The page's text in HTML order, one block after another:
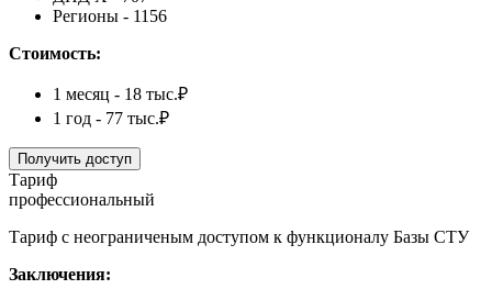
Регионы - 1156
Стоимость:
1 месяц - 18 тыс.₽
1 год - 77 тыс.₽
Получить доступ
Тариф
профессиональный
Тариф с неограниченым доступом к функционалу Базы СТУ
Заключения: